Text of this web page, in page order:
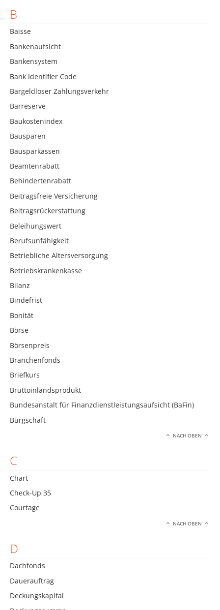
B
Baisse
Bankenaufsicht
Bankensystem
Bank Identifier Code
Bargeldloser Zahlungsverkehr
Barreserve
Baukostenindex
Bausparen
Bausparkassen
Beamtenrabatt
Behindertenrabatt
Beitragsfreie Versicherung
Beitragsrückerstattung
Beleihungswert
Berufsunfähigkeit
Betriebliche Altersversorgung
Betriebskrankenkasse
Bilanz
Bindefrist
Bonität
Börse
Börsenpreis
Branchenfonds
Briefkurs
Bruttoinlandsprodukt
Bundesanstalt für Finanzdienstleistungsaufsicht (BaFin)
Bürgschaft
NACH OBEN
C
Chart
Check-Up 35
Courtage
NACH OBEN
D
Dachfonds
Dauerauftrag
Deckungskapital